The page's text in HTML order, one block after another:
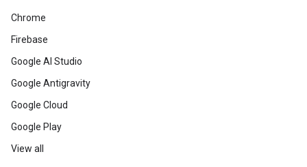
Chrome
Firebase
Google AI Studio
Google Antigravity
Google Cloud
Google Play
View all